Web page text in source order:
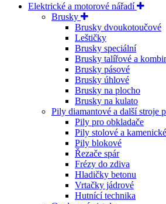
Elektrické a motorové nářadí
Brusky
Brusky dvoukotoučové
Leštičky
Brusky speciální
Brusky talířové a
Brusky pásové
Brusky úhlové
Brusky na plocho
Brusky na kulato
Pily diamantové a další stroje
Pily pro obkladače
Pily stolové a kamenické
Pily blokové
Řezače spár
Frézy do zdiva
Hladičky betonu
Vrtačky jádrové
Hutnící technika